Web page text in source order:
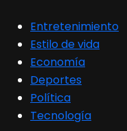
Entretenimiento
Estilo de vida
Economía
Deportes
Política
Tecnología